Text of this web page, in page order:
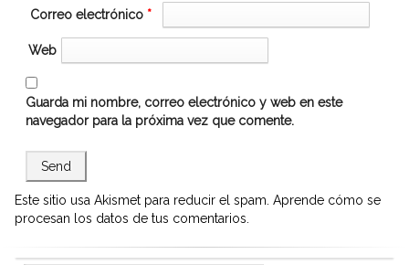
Correo electrónico *
Web
Guarda mi nombre, correo electrónico y web en este
navegador para la próxima vez que comente.
Este sitio usa Akismet para reducir el spam. Aprende cómo se
procesan los datos de tus comentarios.